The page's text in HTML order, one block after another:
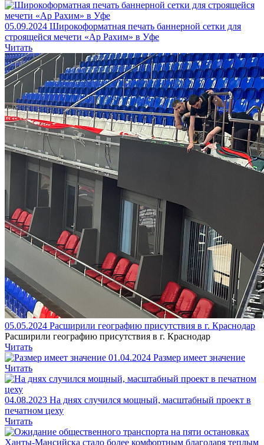
05.09.2024 Широкоформатная печать баннерной сетки для
строящейся мечети «Ар Рахим» в Уфе
Читать
05.05.2024 Расширили географию присутствия в г. Краснодар
Расширили географию присутствия в г. Краснодар
Читать
01.04.2024 Размер имеет значение
Читать
04.08.2023 На днях случился мощный, масштабный проект в
печатном цеху
Читать